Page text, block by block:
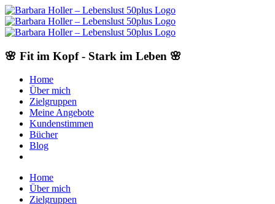
Skip
to
content
🌸 Fit im Kopf - Stark im Leben 🌸
Home
Über mich
Zielgruppen
Meine Angebote
Kundenstimmen
Bücher
Blog
Home
Über mich
Zielgruppen